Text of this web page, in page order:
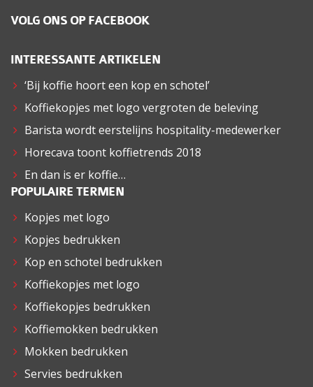
VOLG ONS OP FACEBOOK
INTERESSANTE ARTIKELEN
‘Bij koffie hoort een kop en schotel’
Koffiekopjes met logo vergroten de beleving
Barista wordt eerstelijns hospitality-medewerker
Horecava toont koffietrends 2018
En dan is er koffie…
POPULAIRE TERMEN
Kopjes met logo
Kopjes bedrukken
Kop en schotel bedrukken
Koffiekopjes met logo
Koffiekopjes bedrukken
Koffiemokken bedrukken
Mokken bedrukken
Servies bedrukken